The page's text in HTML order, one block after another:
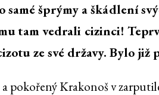
šprýmy a škádlení
tam vedrali cizinci!
ze své državy. Bylo již
pokořený Krakonoš v